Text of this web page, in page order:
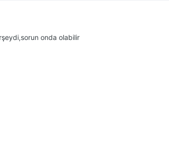
onda olabilir